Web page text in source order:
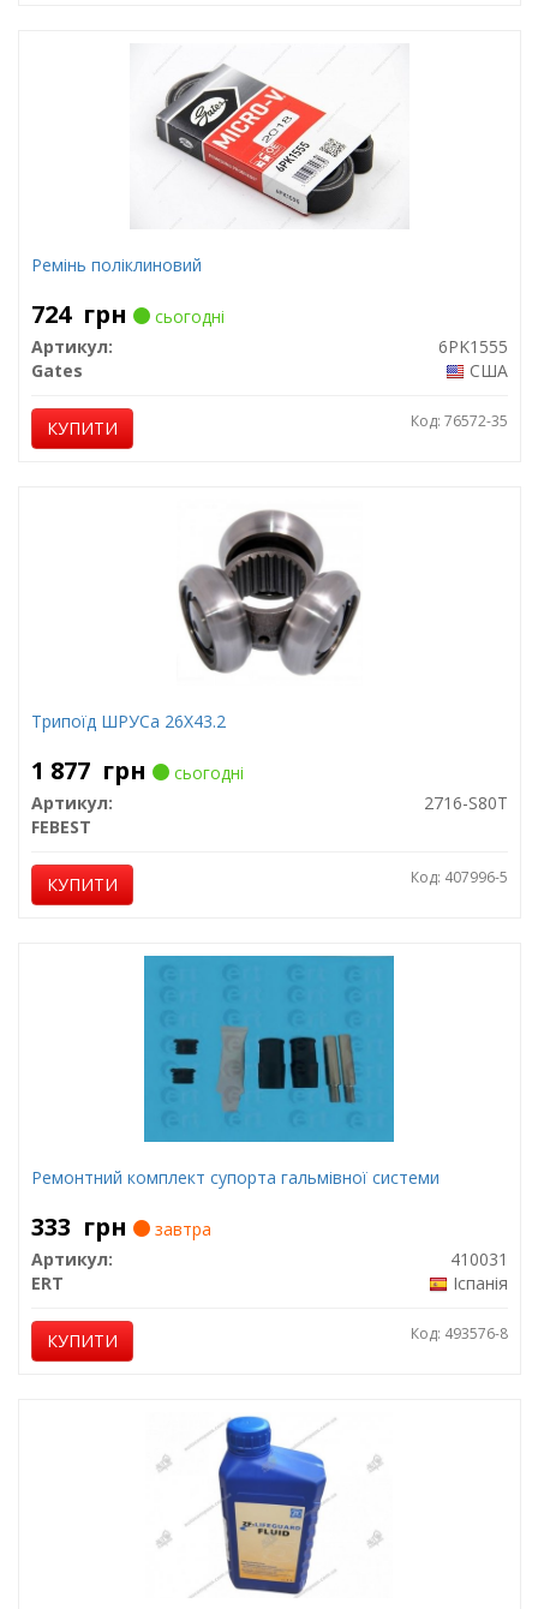
Ремінь поліклиновий
724 грн
сьогодні
Артикул:
6PK1555
Gates
США
КУПИТИ Код: 76572-35
Трипоїд ШРУСа 26X43.2
1 877 грн
сьогодні
Артикул:
2716-S80T
FEBEST
КУПИТИ Код: 407996-5
Ремонтний комплект супорта гальмівної системи
333 грн
завтра
Артикул:
410031
ERT
Іспанія
КУПИТИ Код: 493576-8